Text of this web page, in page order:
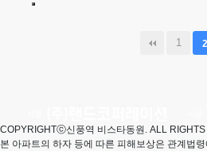
1 2
COPYRIGHTⓒ신풍역 비스타동원. ALL RIGHTS
본 아파트의 하자 등에 따른 피해보상은 관계법